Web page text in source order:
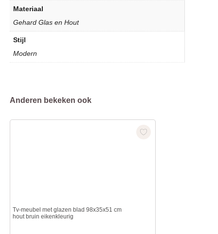
Materiaal
Gehard Glas en Hout
Stijl
Modern
Anderen bekeken ook
Tv-meubel met glazen blad 98x35x51 cm
hout bruin eikenkleurig